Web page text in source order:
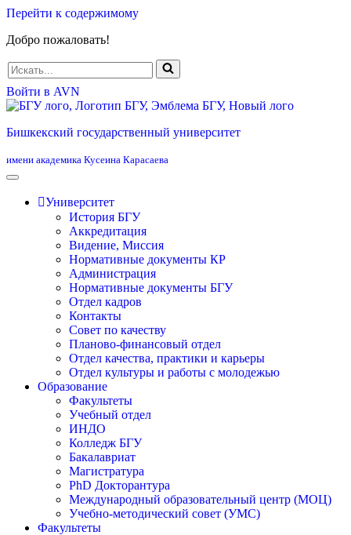
Перейти к содержимому
Добро пожаловать!
Искать...
Войти в AVN
Бишкекский государственный университет
имени академика Кусеина Карасаева
Университет
История БГУ
Аккредитация
Видение, Миссия
Нормативные документы КР
Администрация
Нормативные документы БГУ
Отдел кадров
Контакты
Совет по качеству
Планово-финансовый отдел
Отдел качества, практики и карьеры
Отдел культуры и работы с молодежью
Образование
Факультеты
Учебный отдел
ИНДО
Колледж БГУ
Бакалавриат
Магистратура
PhD Докторантура
Международный образовательный центр (МОЦ)
Учебно-методический совет (УМС)
Факультеты